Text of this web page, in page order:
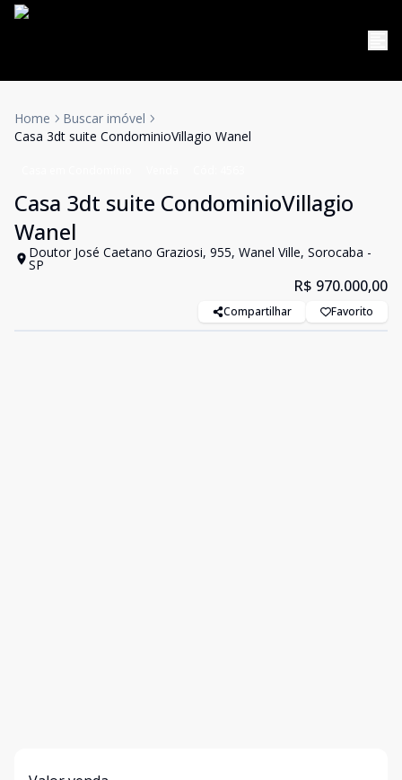
Home
Buscar imóvel
Casa 3dt suite CondominioVillagio Wanel
Casa 3dt suite CondominioVillagio
Wanel
Doutor José Caetano Graziosi, 955, Wanel Ville, Sorocaba -
SP
R$ 970.000,00
Compartilhar Favorito